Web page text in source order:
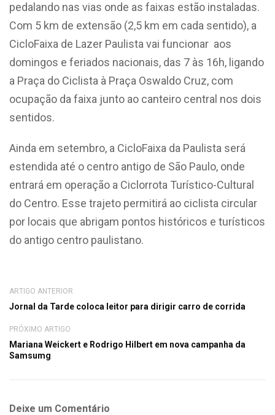
pedalando nas vias onde as faixas estão instaladas.
Com 5 km de extensão (2,5 km em cada sentido), a
CicloFaixa de Lazer Paulista vai funcionar aos
domingos e feriados nacionais, das 7 às 16h, ligando
a Praça do Ciclista à Praça Oswaldo Cruz, com
ocupação da faixa junto ao canteiro central nos dois
sentidos.
Ainda em setembro, a CicloFaixa da Paulista será
estendida até o centro antigo de São Paulo, onde
entrará em operação a Ciclorrota Turístico-Cultural
do Centro. Esse trajeto permitirá ao ciclista circular
por locais que abrigam pontos históricos e turísticos
do antigo centro paulistano.
ARTIGO ANTERIOR
Jornal da Tarde coloca leitor para dirigir carro de corrida
PRÓXIMO ARTIGO
Mariana Weickert e Rodrigo Hilbert em nova campanha da
Samsumg
Deixe um Comentário